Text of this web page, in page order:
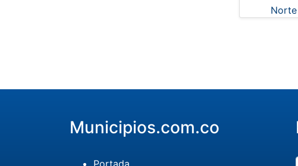
Municipios.com.co
Portada